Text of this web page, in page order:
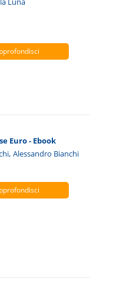
Euro - Ebook
, Alessandro Bianchi